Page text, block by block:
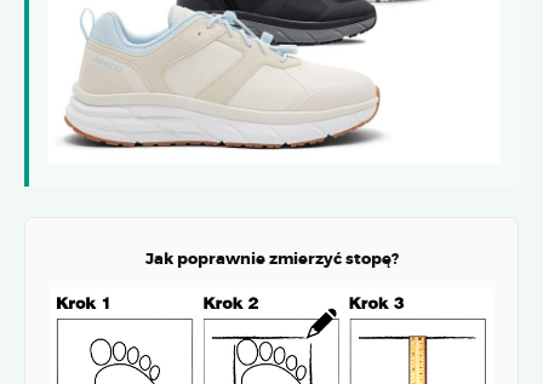
Jak poprawnie zmierzyć stopę?